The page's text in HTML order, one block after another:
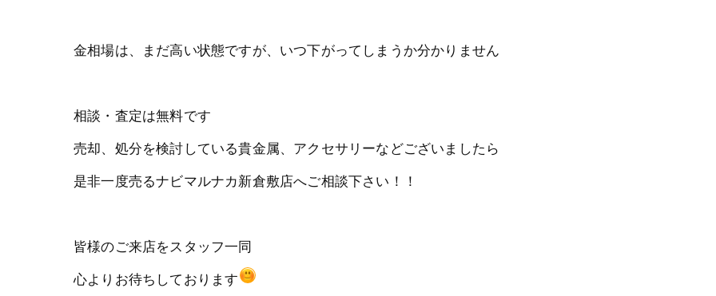
金相場は、まだ高い状態ですが、いつ下がってしまうか分かりません
相談・査定は無料です
売却、処分を検討している貴金属、アクセサリーなどございましたら
是非一度売るナビマルナカ新倉敷店へご相談下さい！！
皆様のご来店をスタッフ一同
心よりお待ちしております